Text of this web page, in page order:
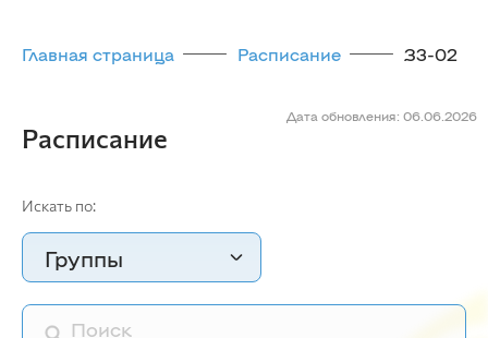
Главная страница Расписание З3-02
Дата обновления: 06.06.2026
Расписание
Искать по:
Группы